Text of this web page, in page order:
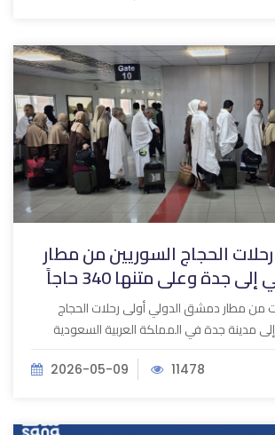
الحجاج السوريين من مطار
جدة وعلى متنها 340 حاجاً
من مطار دمشق الدولي أولى رحلات الحجاج
مدينة جدة في المملكة العربية السعودية
2026-05-09 11478